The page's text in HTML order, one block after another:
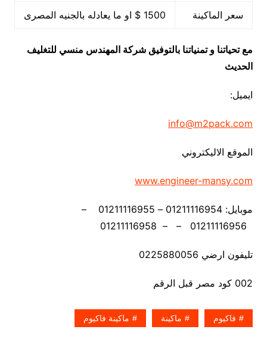
سعر الماكينة 1500 $ او ما يعادله بالجنيه المصرى
مع تحياتنا و تمنياتنا بالتوفيق شركة المهندس منسي للتغليف
الحديث
ايميل:
info@m2pack.com
الموقع الاليكتروني
www.engineer-mansy.com
موبايل: 01211116954 – 01211116955 –
تليفون ارضي 0225880056
002 كود مصر قبل الرقم
فاكيوم ماكينة ماكينة فاكيوم